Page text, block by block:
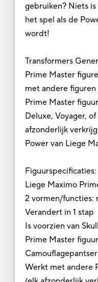
gebruiken? Niets
het spel als de
wordt!
Transformers
Prime Master
met andere
Prime Master
Deluxe, Voyager,
afzonderlijk
Power van Liege
Figuurspecificaties:
Liege Maximo
2 vormen/functies:
Verandert in 1 stap
Is voorzien van
Prime Master
Werkt met andere